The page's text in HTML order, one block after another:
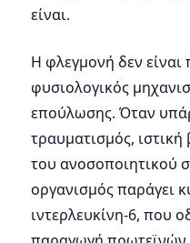
είναι.
Η φλεγμονή δεν είναι
φυσιολογικός
επούλωσης. Όταν
τραυματισμός,
του ανοσοποιητικού
οργανισμός παράγει
ιντερλευκίνη-6, που